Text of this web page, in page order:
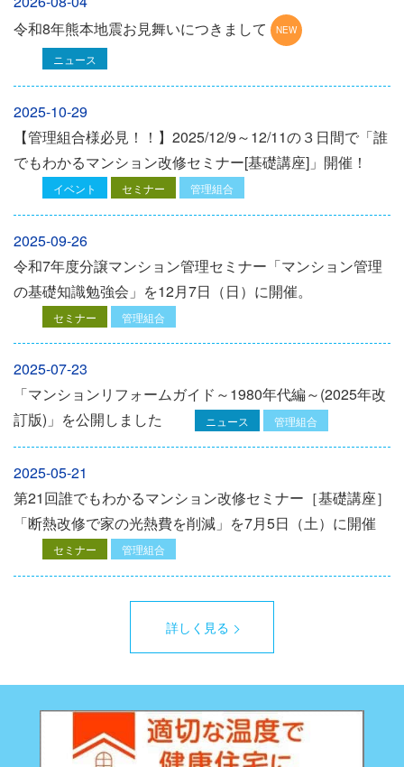
令和8年熊本地震お見舞いにつきまして
ニュース
2025-10-29
【管理組合様必見！！】2025/12/9～12/11の３日間で「誰
でもわかるマンション改修セミナー[基礎講座]」開催！
イベント セミナー 管理組合
2025-09-26
令和7年度分譲マンション管理セミナー「マンション管理
の基礎知識勉強会」を12⽉7⽇（⽇）に開催。
セミナー 管理組合
2025-07-23
「マンションリフォームガイド～1980年代編～(2025年改
訂版)」を公開しました
ニュース 管理組合
2025-05-21
第21回誰でもわかるマンション改修セミナー［基礎講座］
「断熱改修で家の光熱費を削減」を7月5日（土）に開催
セミナー 管理組合
詳しく見る